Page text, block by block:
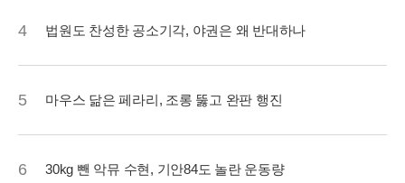
4 법원도 찬성한 공소기각, 야권은 왜 반대하나
5 마우스 닮은 페라리, 조롱 뚫고 완판 행진
6 30kg 뺀 악뮤 수현, 기안84도 놀란 운동량